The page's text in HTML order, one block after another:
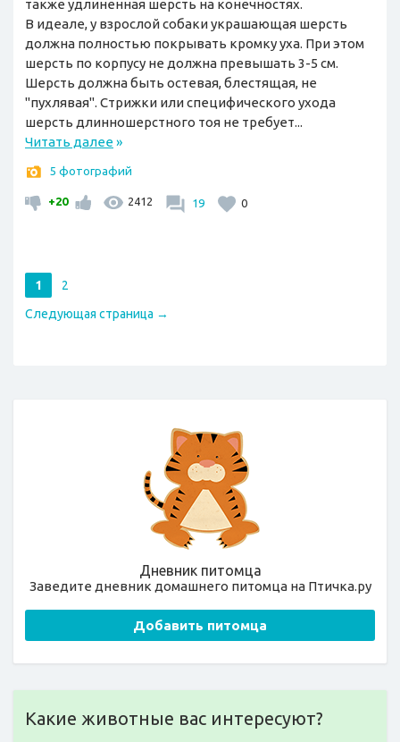
также удлиненная шерсть на конечностях.
В идеале, у взрослой собаки украшающая шерсть
должна полностью покрывать кромку уха. При этом
шерсть по корпусу не должна превышать 3-5 см.
Шерсть должна быть остевая, блестящая, не
"пухлявая". Стрижки или специфического ухода
шерсть длинношерстного тоя не требует...
Читать далее»
5 фотографий
+20 2412 19 0
1
2
Следующая страница →
Дневник питомца
Заведите дневник домашнего питомца на Птичка.ру
Добавить питомца
Какие животные вас интересуют?